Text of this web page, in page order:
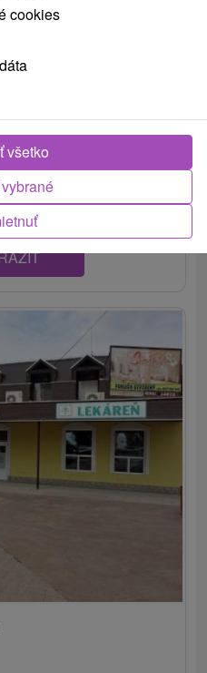
Hámre
potoka, v obci
piatimi...
cookies
všetko